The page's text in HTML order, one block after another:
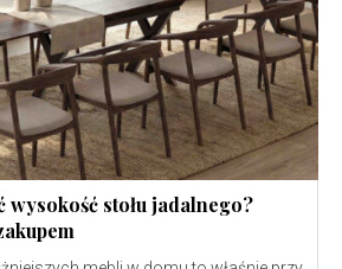
wysokość stołu jadalnego?